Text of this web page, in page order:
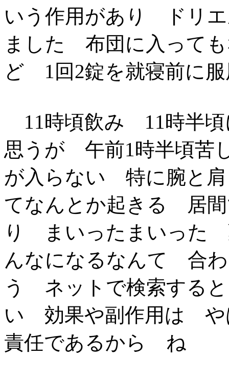
いう作用があり ドリ
ました 布団に入って
ど 1回2錠を就寝前に
11時頃飲み 11時半頃
思うが 午前1時半頃苦
が入らない 特に腕と
てなんとか起きる 居
り まいったまいった
んなになるなんて 合
う ネットで検索する
い 効果や副作用は や
責任であるから ね